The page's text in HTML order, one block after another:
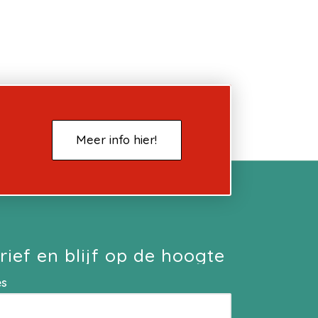
Meer info hier!
en blijf op de hoogte